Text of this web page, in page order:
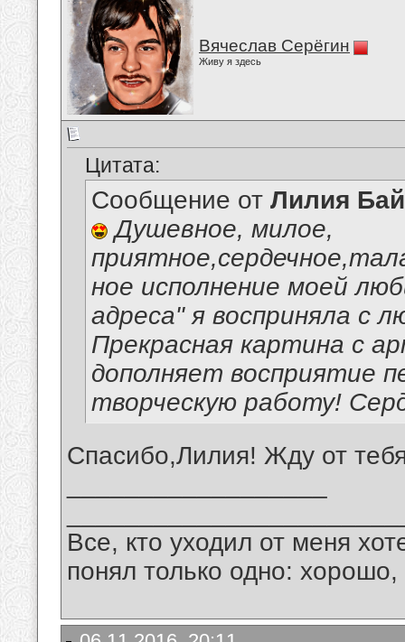
Вячеслав Серёгин
Живу я здесь
Цитата:
Сообщение от Лилия
Душевное, милое,
ное исполнение моей
адреса" я восприняла с
Прекрасная картина с
дополняет восприятие
творческую работу!
Спасибо,Лилия! Жду от
Все, кто уходил от меня
понял только одно: